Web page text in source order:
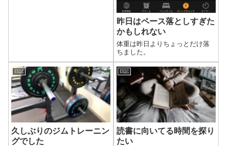
昨日はペース落としすぎた
かもしれない
体重は昨日よりちょっとだけ落
ちました。
日記
久しぶりのジムトレーニン
グでした
日記
読書に向いてる時間を探り
たい